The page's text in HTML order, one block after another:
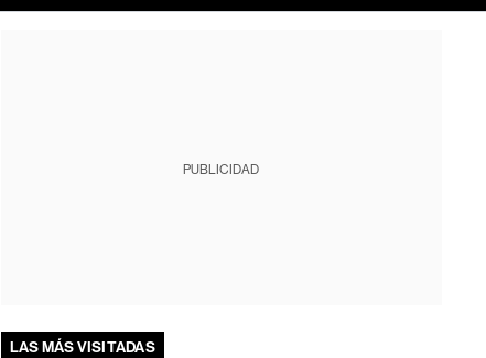
PUBLICIDAD
LAS MÁS VISITADAS